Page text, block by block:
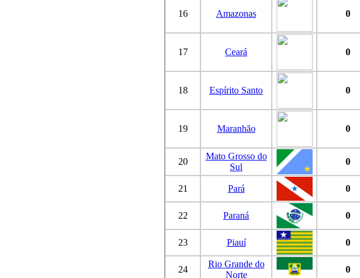
16 Amazonas 0
17 Ceará 0
18 Espírito Santo 0
19 Maranhão 0
20
Mato Grosso do
Sul
0
21 Pará 0
22 Paraná 0
23 Piauí 0
24
Rio Grande do
Norte
0